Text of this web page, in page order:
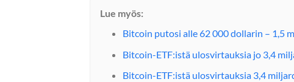
Lue myös:
Bitcoin putosi alle 62 000 dollarin – 1,5
Bitcoin-ETF:istä ulosvirtauksia jo 3,4
Bitcoin-ETF:istä ulosvirtauksia 3,4